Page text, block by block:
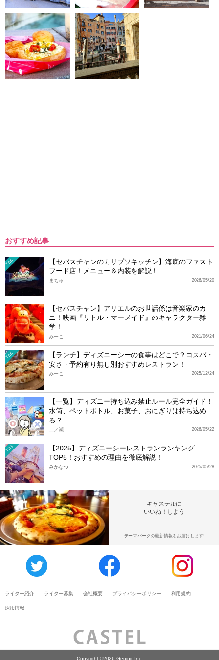
おすすめ記事
TDS
【セバスチャンのカリプソキッチン】海底のファスト
フード店！メニュー＆内装を解説！
2026/05/20
まちゅ
【セバスチャン】アリエルのお世話係は音楽家のカ
ニ！映画『リトル・マーメイド』のキャラクター雑
学！
2021/06/24
みーこ
TDS
【ランチ】ディズニーシーの食事はどこで？コスパ・
安さ・予約有り無し別おすすめレストラン！
2025/12/24
みーこ
【一覧】ディズニー持ち込み禁止ルール完全ガイド！
水筒、ペットボトル、お菓子、おにぎりは持ち込め
る？
2026/05/22
二ノ瀬
TDS
【2025】ディズニーシーレストランランキング
TOP5！おすすめの理由を徹底解説！
2025/05/28
みかなつ
キャステルに
いいね！しよう
テーマパークの最新情報をお届けします!
ライター紹介 ライター募集 会社概要 プライバシーポリシー 利用規約
採用情報
Copyright ©2026 Gening Inc.